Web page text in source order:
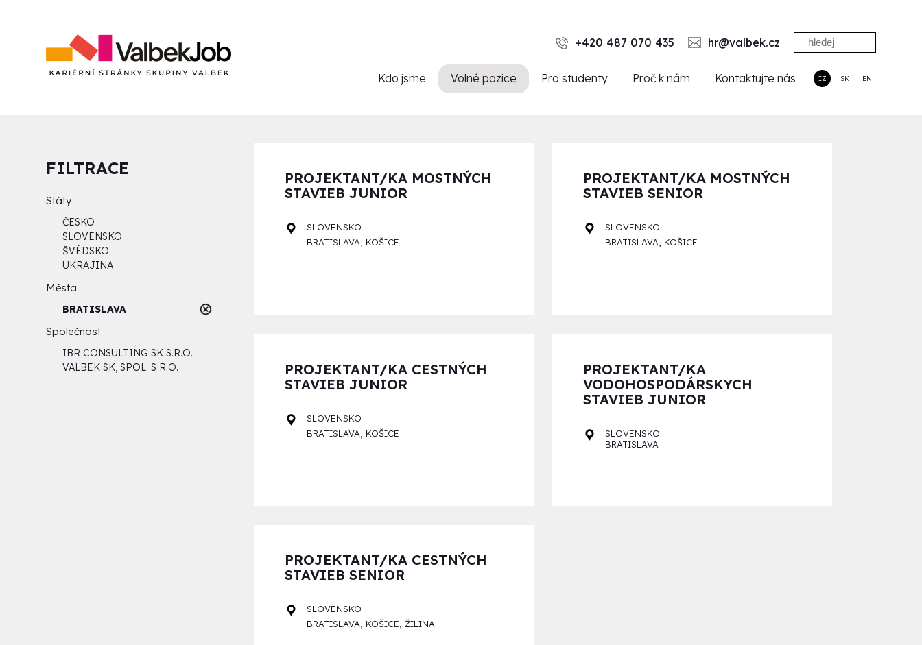
+420 487 070 435 hr@valbek.cz
Kdo jsme Volné pozice Pro studenty Proč k nám Kontaktujte nás CZ SK EN
FILTRACE
Státy
ČESKO
SLOVENSKO
ŠVÉDSKO
UKRAJINA
Města
BRATISLAVA
Společnost
IBR CONSULTING SK S.R.O.
VALBEK SK, SPOL. S R.O.
PROJEKTANT/KA MOSTNÝCH
STAVIEB JUNIOR
SLOVENSKO
BRATISLAVA, KOŠICE
PROJEKTANT/KA MOSTNÝCH
STAVIEB SENIOR
SLOVENSKO
BRATISLAVA, KOŠICE
PROJEKTANT/KA CESTNÝCH
STAVIEB JUNIOR
SLOVENSKO
BRATISLAVA
KOŠICE
PROJEKTANT/KA
VODOHOSPODÁRSKYCH
STAVIEB JUNIOR
SLOVENSKO
BRATISLAVA
PROJEKTANT/KA CESTNÝCH
STAVIEB SENIOR
SLOVENSKO
BRATISLAVA, KOŠICE, ŽILINA